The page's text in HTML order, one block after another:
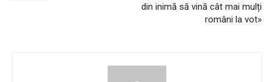
din inimă să vină cât mai mulți
români la vot»